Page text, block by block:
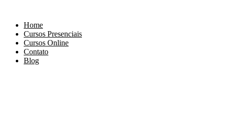
conteúdo
Home
Cursos Presenciais
Cursos Online
Contato
Blog